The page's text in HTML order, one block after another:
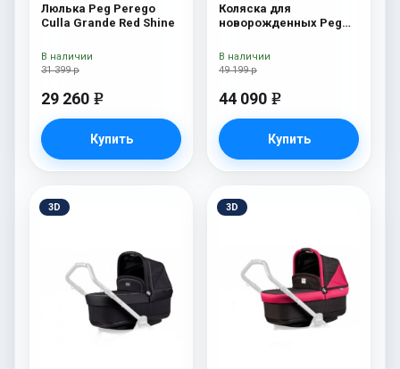
Люлька Peg Perego
Culla Grande Red Shine
31 399 р
29 260 e
Купить
В наличии
Коляска для
новорожденных Peg
Onyx
49 199 р
44 090 e
Купить
В наличии
3D 3D